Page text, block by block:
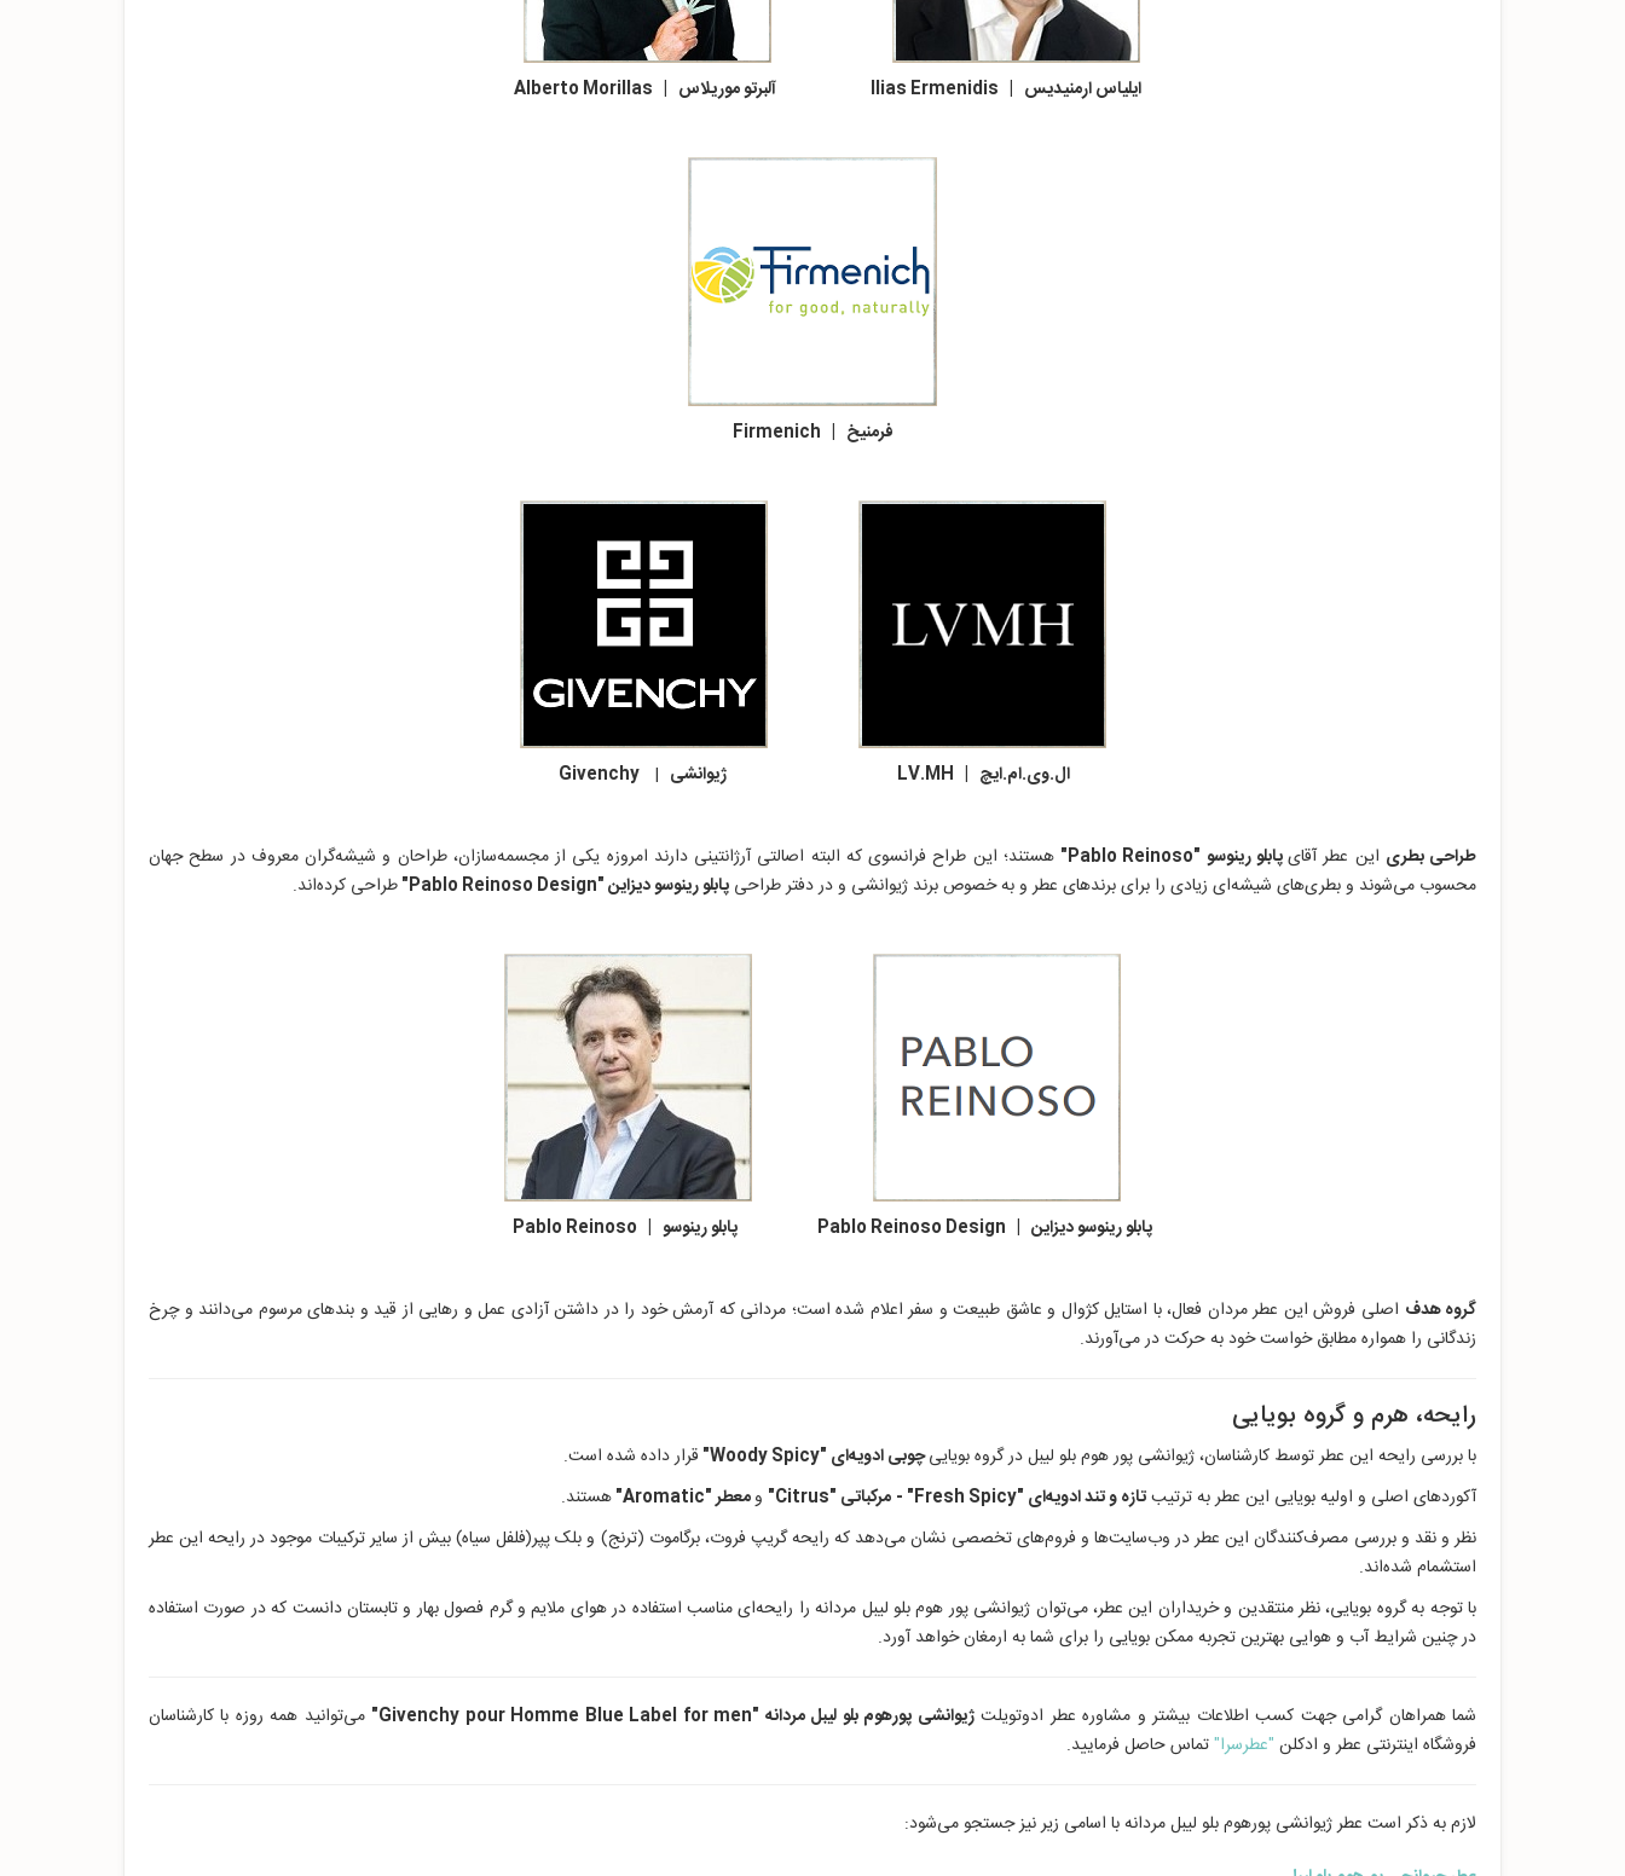
ایلیاس ارمنیدیس | Ilias Ermenidis آلبرتو موریلاس | Alberto Morillas
فرمنیخ | Firmenich
ال.وی.ام.ایچ | LV.MH ژیوانشی |
Givenchy
طراحی بطری این عطر آقایپابلو رینوسو "Pablo Reinoso"
هستند؛ این طراح فرانسوی که البته اصالتی آرژانتینی دارند امروزه یکی از مجسمه‌سازان، طراحان و شیشه‌گران معروف در سطح جهان
محسوب می‌شوند و بطری‌های شیشه‌ای زیادی را برای برندهای عطر و به خصوص برند ژیوانشی و در دفتر طراحی پابلو رینوسو دیزاین "Pablo Reinoso Design" طراحی کرده‌اند.
پابلو رینوسو دیزاین | Pablo Reinoso Design پابلو رینوسو | Pablo Reinoso
گروه هدف اصلی فروش این عطر مردان فعال، با استایل کژوال و عاشق طبیعت و سفر اعلام شده است؛ مردانی که آرمش خود را در داشتن آزادی عمل و رهایی از قید و بندهای مرسوم می‌دانند و چرخ
زندگانی را همواره مطابق خواست خود به حرکت در می‌آورند.
رایحه، هرم و گروه بویایی
با بررسی رایحه این عطر توسط کارشناسان، ژیوانشی پور هوم بلو لیبل در گروه بویاییچوبی ادویه‌ای "Woody Spicy " قرار داده‌ شده است.
آکوردهای اصلی و اولیه بویایی این عطر به ترتیبتازه و تند ادویه‌ای "Fresh Spicy
" - مرکباتی "Citrus " ومعطر "Aromatic "هستند.
نظر و نقد و بررسی مصرف‌کنندگان این عطر در وب‌سایت‌ها و فروم‌های تخصصی نشان می‌دهد که رایحه گریپ فروت، برگاموت (ترنج) و بلک پپر(فلفل سیاه) بیش از سایر ترکیبات موجود در رایحه این عطر
استشمام شده‌اند.
با توجه به گروه بویایی، نظر منتقدین و خریداران این عطر، می‌توان ژیوانشی پور هوم بلو لیبل مردانه را رایحه‌ای مناسب استفاده در هوای ملایم و گرم فصول بهار و تابستان دانست که در صورت استفاده
در چنین شرایط آب و هوایی بهترین تجربه ممکن بویایی را برای شما به ارمغان خواهد آورد.
شما همراهان گرامی جهت کسب اطلاعات بیشتر و مشاوره عطر ادوتویلتژیوانشی پورهوم بلو لیبل مردانه "Givenchy pour Homme Blue Label for men"
می‌توانید همه روزه با کارشناسان
فروشگاه اینترنتی عطر و ادکلن "عطرسرا"تماس حاصل فرمایید.
لازم به ذکر است عطر ژیوانشی پورهوم بلو لیبل مردانه با اسامی زیر نیز جستجو می‌شود: